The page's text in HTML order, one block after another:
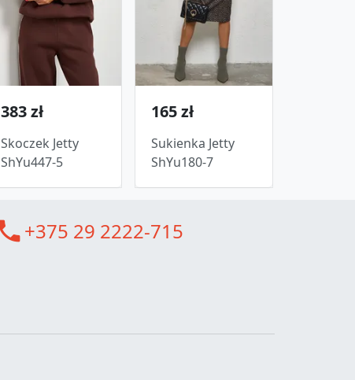
383 zł
Skoczek Jetty
ShYu447-5
165 zł
Sukienka Jetty
ShYu180-7
+375 29 2222-715